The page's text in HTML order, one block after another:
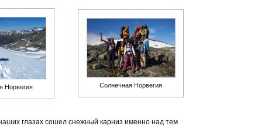
Норвегия Солнечная Норвегия
глазах сошел снежный карниз именно над тем